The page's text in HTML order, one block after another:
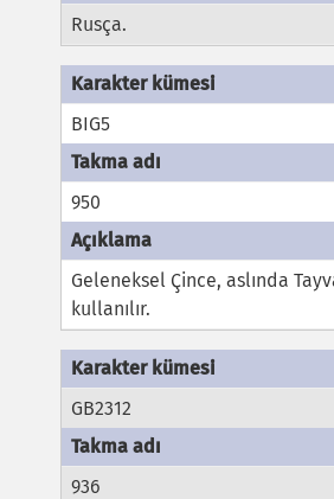
Rusça.
BIG5
950
Geleneksel Çince, aslında
kullanılır.
GB2312
936